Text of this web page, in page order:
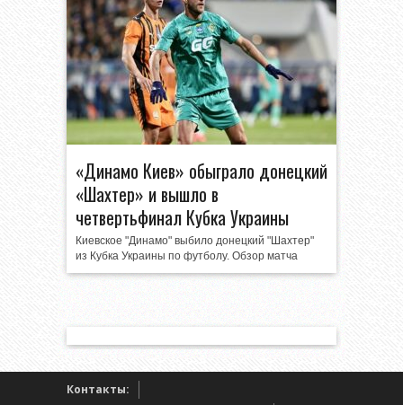
«Динамо Киев» обыграло донецкий
«Шахтер» и вышло в
четвертьфинал Кубка Украины
Киевское "Динамо" выбило донецкий "Шахтер"
из Кубка Украины по футболу. Обзор матча
Контакты: